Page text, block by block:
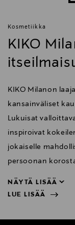
Kosmetiikka
KIKO
KIKO Milanon
kansainväliset
Lukuisat
inspiroivat
jokaiselle
persoonan
NÄYTÄ LISÄÄ
LUE LISÄÄ